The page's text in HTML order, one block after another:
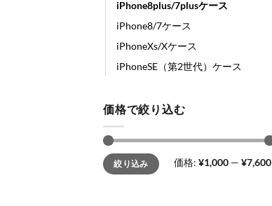
iPhone8plus/7plusケース
iPhone8/7ケース
iPhoneXs/Xケース
iPhoneSE（第2世代）ケース
価格で絞り込む
最
低
価
最
高
価
絞り込み 価格: ¥1,000 — ¥7,600